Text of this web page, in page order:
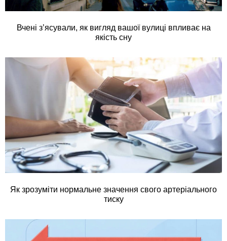
Вчені з’ясували, як вигляд вашої вулиці впливає на
якість сну
Як зрозуміти нормальне значення свого артеріального
тиску